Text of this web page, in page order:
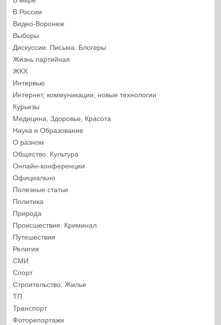
В России
Видео-Воронеж
Выборы
Дискуссии. Письма. Блогеры
Жизнь партийная
ЖКХ
Интервью
Интернет, коммуникации, новые технологии
Курьезы
Медицина, Здоровье, Красота
Наука и Образование
О разном
Общество. Культура
Онлайн-конференции
Официально
Полезные статьи
Политика
Природа
Происшествия. Криминал
Путешествия
Религия
СМИ
Спорт
Строительство. Жилье
ТП
Транспорт
Фоторепортажи